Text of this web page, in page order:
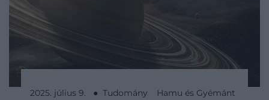
2025. július 9. ● Tudomány Hamu és Gyémánt